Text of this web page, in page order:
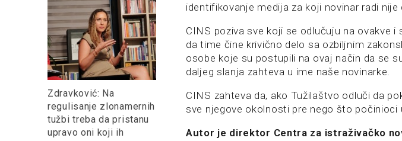
Zdravković: Na
regulisanje zlonamernih
tužbi treba da pristanu
upravo oni koji ih
identifikovanje medija za koji novinar radi nije
CINS poziva sve koji se odlučuju na ovakve
da time čine krivično delo sa ozbiljnim
osobe koje su postupili na ovaj način da se
daljeg slanja zahteva u ime naše novinarke.
CINS zahteva da, ako Tužilaštvo odluči da
sve njegove okolnosti pre nego što počinioci
Autor je direktor Centra za istraživačko